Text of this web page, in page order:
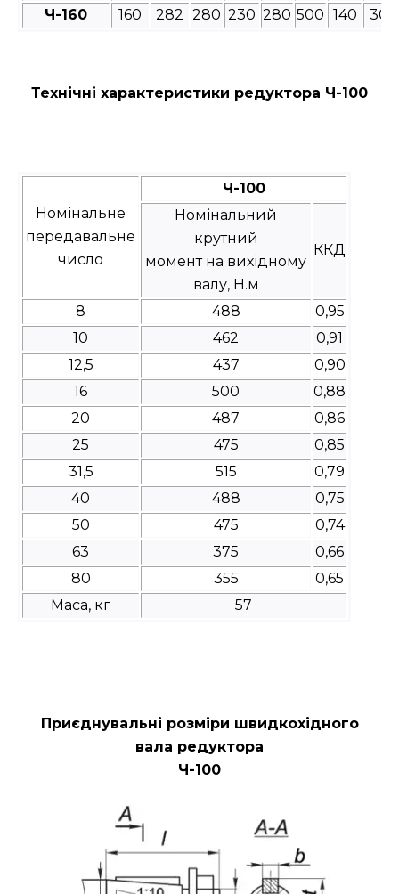
Ч-160 160 282 280 230 280 500 140 30
Технічні характеристики редуктора Ч-100
Номінальне
передавальне
число
Ч-100
Номінальний
крутний
момент на вихідному
валу, Н.м
ККД
8 488
0,95
10
462
0,91
12,5
437
0,90
16
500
0,88
20
487
0,86
25
475
0,85
31,5
515
0,79
40
488
0,75
50
475
0,74
63
375
0,66
80
355
0,65
Маса, кг
57
Приєднувальні розміри швидкохідного
вала редуктора
Ч-100